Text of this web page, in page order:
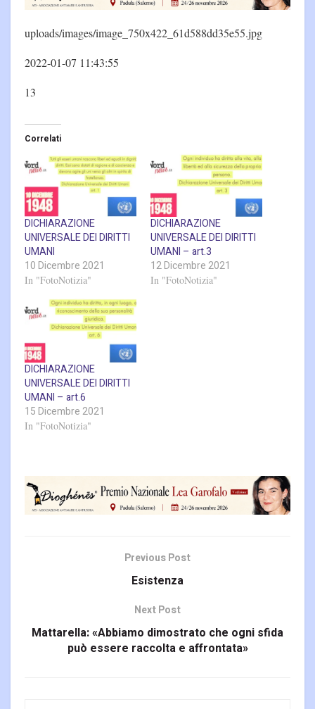
uploads/images/image_750x422_61d588dd35e55.jpg
2022-01-07 11:43:55
13
Correlati
DICHIARAZIONE
UNIVERSALE DEI DIRITTI
UMANI
10 Dicembre 2021
In "FotoNotizia"
DICHIARAZIONE
UNIVERSALE DEI DIRITTI
UMANI – art.3
12 Dicembre 2021
In "FotoNotizia"
DICHIARAZIONE
UNIVERSALE DEI DIRITTI
UMANI – art.6
15 Dicembre 2021
In "FotoNotizia"
Previous Post
Esistenza
Next Post
Mattarella: «Abbiamo dimostrato che ogni sfida
può essere raccolta e affrontata»